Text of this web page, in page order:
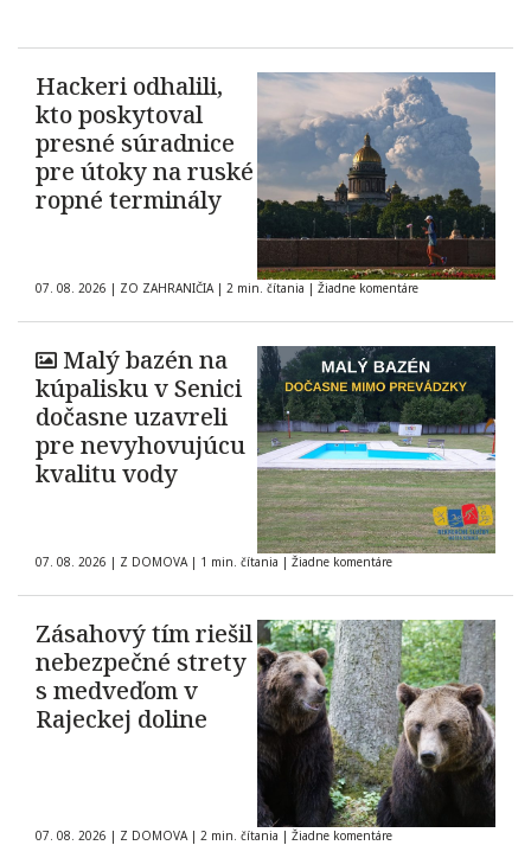
Hackeri odhalili,
kto poskytoval
presné súradnice
pre útoky na ruské
ropné terminály
07. 08. 2026 | ZO ZAHRANIČIA | 2 min. čítania | Žiadne komentáre
Malý bazén na
kúpalisku v Senici
dočasne uzavreli
pre nevyhovujúcu
kvalitu vody
07. 08. 2026 | Z DOMOVA | 1 min. čítania | Žiadne komentáre
Zásahový tím riešil
nebezpečné strety
s medveďom v
Rajeckej doline
07. 08. 2026 | Z DOMOVA | 2 min. čítania | Žiadne komentáre